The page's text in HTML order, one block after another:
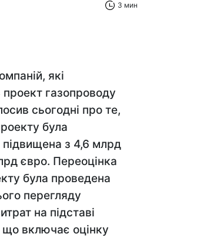
3 мин
які
проект газопроводу
сьогодні про те,
була
підвищена з 4,6 млрд
євро. Переоцінка
була проведена
перегляду
на підставі
включає оцінку